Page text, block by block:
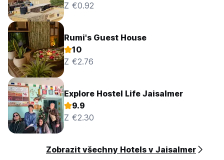
Z €0.92
Rumi's Guest House
10
Z €2.76
Explore Hostel Life Jaisalmer
9.9
Z €2.30
Zobrazit všechny Hotels v Jaisalmer